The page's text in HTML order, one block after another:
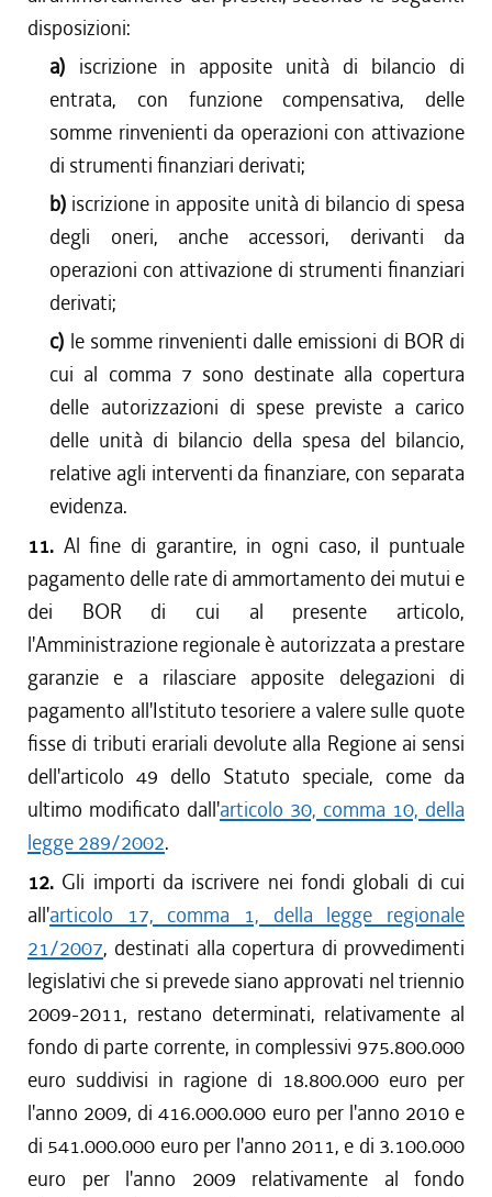
disposizioni:
a) iscrizione in apposite unità di bilancio di
entrata, con funzione compensativa, delle
somme rinvenienti da operazioni con attivazione
di strumenti finanziari derivati;
b) iscrizione in apposite unità di bilancio di spesa
degli oneri, anche accessori, derivanti da
operazioni con attivazione di strumenti finanziari
derivati;
c) le somme rinvenienti dalle emissioni di BOR di
cui al comma 7 sono destinate alla copertura
delle autorizzazioni di spese previste a carico
delle unità di bilancio della spesa del bilancio,
relative agli interventi da finanziare, con separata
evidenza.
11. Al fine di garantire, in ogni caso, il puntuale
pagamento delle rate di ammortamento dei mutui e
dei BOR di cui al presente articolo,
l'Amministrazione regionale è autorizzata a prestare
garanzie e a rilasciare apposite delegazioni di
pagamento all'Istituto tesoriere a valere sulle quote
fisse di tributi erariali devolute alla Regione ai sensi
dell'articolo 49 dello Statuto speciale, come da
ultimo modificato dall'articolo 30, comma 10, della
legge 289/2002.
12. Gli importi da iscrivere nei fondi globali di cui
all'articolo 17, comma 1, della legge regionale
21/2007, destinati alla copertura di provvedimenti
legislativi che si prevede siano approvati nel triennio
2009-2011, restano determinati, relativamente al
fondo di parte corrente, in complessivi 975.800.000
euro suddivisi in ragione di 18.800.000 euro per
l'anno 2009, di 416.000.000 euro per l'anno 2010 e
di 541.000.000 euro per l'anno 2011, e di 3.100.000
euro per l'anno 2009 relativamente al fondo